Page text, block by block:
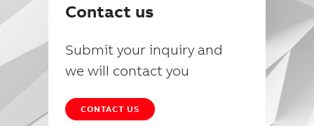
Contact us
Submit your inquiry and
we will contact you
CONTACT US